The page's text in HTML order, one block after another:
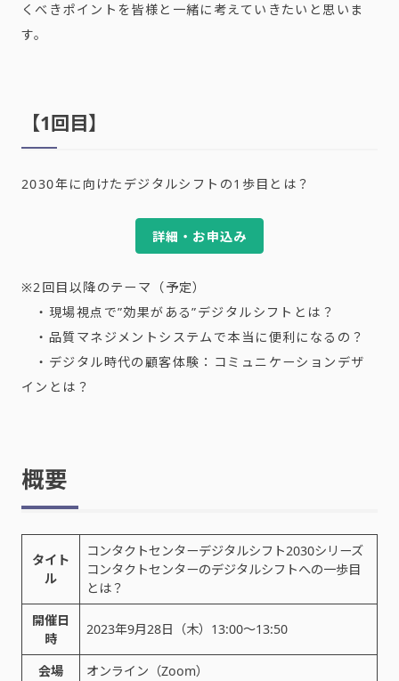
くべきポイントを皆様と一緒に考えていきたいと思いま
す。
【1回目】
2030年に向けたデジタルシフトの1歩目とは？
詳細・お申込み
※2回目以降のテーマ（予定）
・現場視点で”効果がある”デジタルシフトとは？
・品質マネジメントシステムで本当に便利になるの？
・デジタル時代の顧客体験：コミュニケーションデザ
インとは？
概要
タイト
ル
コンタクトセンターデジタルシフト2030シリーズ
コンタクトセンターのデジタルシフトへの一歩目
とは？
開催日
時
2023年9月28日（木）13:00～13:50
会場
オンライン（Zoom）